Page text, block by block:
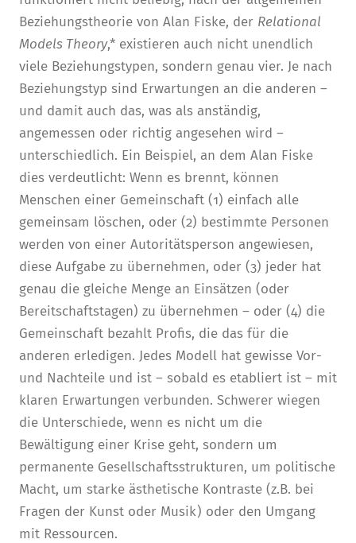
Beziehungstheorie von Alan Fiske, der Relational
Models Theory,* existieren auch nicht unendlich
viele Beziehungstypen, sondern genau vier. Je nach
Beziehungstyp sind Erwartungen an die anderen –
und damit auch das, was als anständig,
angemessen oder richtig angesehen wird –
unterschiedlich. Ein Beispiel, an dem Alan Fiske
dies verdeutlicht: Wenn es brennt, können
Menschen einer Gemeinschaft (1) einfach alle
gemeinsam löschen, oder (2) bestimmte Personen
werden von einer Autoritätsperson angewiesen,
diese Aufgabe zu übernehmen, oder (3) jeder hat
genau die gleiche Menge an Einsätzen (oder
Bereitschaftstagen) zu übernehmen – oder (4) die
Gemeinschaft bezahlt Profis, die das für die
anderen erledigen. Jedes Modell hat gewisse Vor-
und Nachteile und ist – sobald es etabliert ist – mit
klaren Erwartungen verbunden. Schwerer wiegen
die Unterschiede, wenn es nicht um die
Bewältigung einer Krise geht, sondern um
permanente Gesellschaftsstrukturen, um politische
Macht, um starke ästhetische Kontraste (z.B. bei
Fragen der Kunst oder Musik) oder den Umgang
mit Ressourcen.